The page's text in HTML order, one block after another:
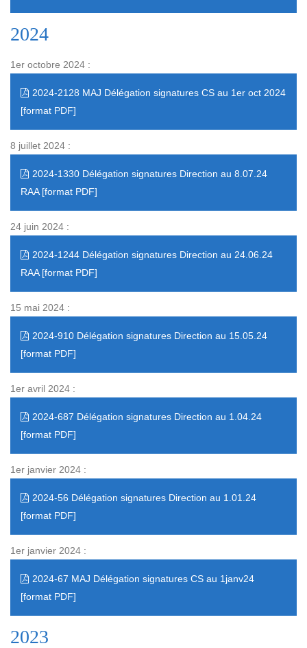
2024
1er octobre 2024 :
2024-2128 MAJ Délégation signatures CS au 1er oct 2024
8 juillet 2024 :
2024-1330 Délégation signatures Direction au 8.07.24
RAA
24 juin 2024 :
2024-1244 Délégation signatures Direction au 24.06.24
RAA
15 mai 2024 :
2024-910 Délégation signatures Direction au 15.05.24
1er avril 2024 :
2024-687 Délégation signatures Direction au 1.04.24
1er janvier 2024 :
2024-56 Délégation signatures Direction au 1.01.24
1er janvier 2024 :
2024-67 MAJ Délégation signatures CS au 1janv24
2023